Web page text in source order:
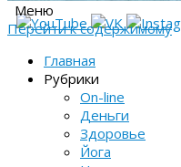
Меню
Перейти к содержимому
Главная
Рубрики
On-line
Деньги
Здоровье
Йога